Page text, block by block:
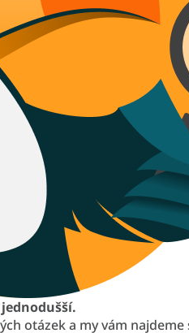
otázek a my vám